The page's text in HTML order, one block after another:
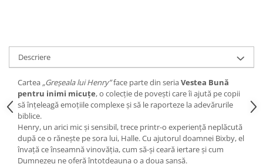
Descriere
Cartea „Greșeala lui Henry”face parte din seriaVestea Bună
pentru inimi micuțe, o colecție de povești care îi ajută pe copii
să înțeleagă emoțiile complexe și să le raporteze la adevărurile
biblice.
Henry, un arici mic și sensibil, trece printr-o experiență neplăcută
după ce o rănește pe sora lui, Halle. Cu ajutorul doamnei Bixby, el
învață ce înseamnă vinovăția, cum să-și ceară iertare și cum
Dumnezeu ne oferă întotdeauna o a doua șansă.